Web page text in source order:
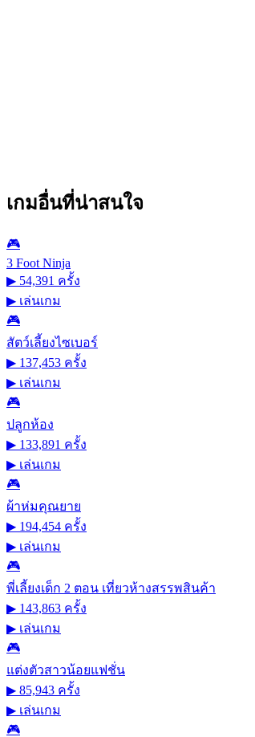
เกมอื่นที่น่าสนใจ
🎮
3 Foot Ninja
▶ 54,391 ครั้ง
▶ เล่นเกม
🎮
สัตว์เลี้ยงไซเบอร์
▶ 137,453 ครั้ง
▶ เล่นเกม
🎮
ปลูกห้อง
▶ 133,891 ครั้ง
▶ เล่นเกม
🎮
ผ้าห่มคุณยาย
▶ 194,454 ครั้ง
▶ เล่นเกม
🎮
พี่เลี้ยงเด็ก 2 ตอน เที่ยวห้างสรรพสินค้า
▶ 143,863 ครั้ง
▶ เล่นเกม
🎮
แต่งตัวสาวน้อยแฟชั่น
▶ 85,943 ครั้ง
▶ เล่นเกม
🎮